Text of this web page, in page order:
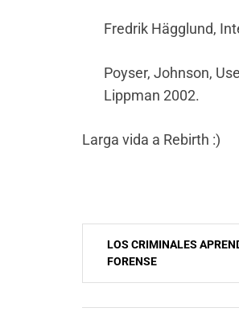
Fredrik Hägglund,
Poyser, Johnson,
Lippman 2002.
Larga vida a Rebirth :)
NavegaciÃ³n
entradas
LOS CRIMINALES
FORENSE